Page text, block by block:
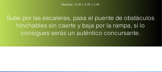
Medidas 12.00 x 5.00 x 2.80
Sube por las escaleras, pasa el puente de obstáculos
hinchables sin caerte y baja por la rampa, si lo
consigues serás un auténtico concursante.